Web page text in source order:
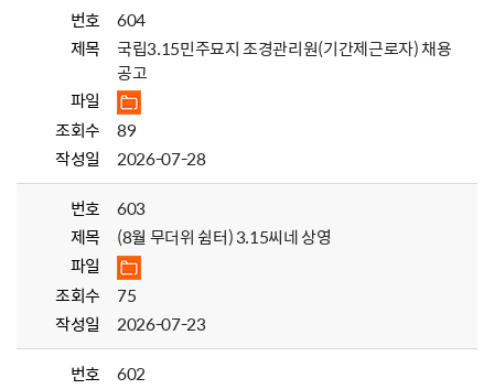
번호
604
제목
국립3.15민주묘지 조경관리원(기간제근로자) 채용
공고
파일
조회수
89
작성일
2026-07-28
번호
603
제목
(8월 무더위 쉼터) 3.15씨네 상영
파일
조회수
75
작성일
2026-07-23
번호
602